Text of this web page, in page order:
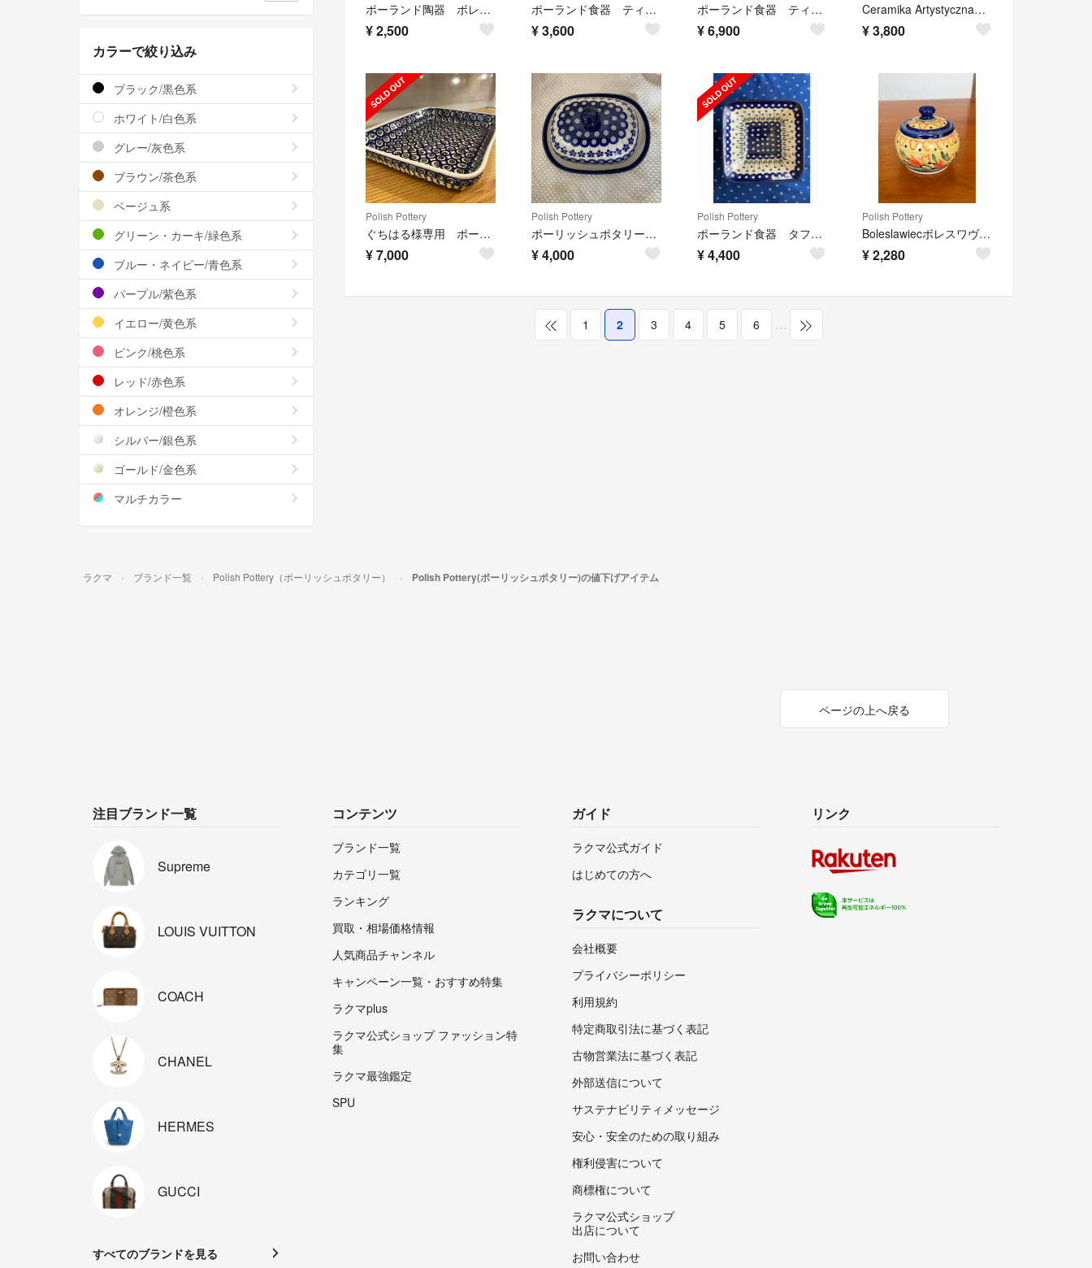
ポーランド陶器 ボレスワヴィエツ
¥2,500
ポーランド食器 ティーポット
¥3,600
ポーランド食器 ティーポット&シュガーポット
¥6,900
Ceramika Artystycznaツェラミカ アルティスティッチナ
¥3,800
Polish Pottery
ぐちはる様専用 ポーリッシュポタリー 大きなグラタン皿 スクエアプレート
¥7,000
Polish Pottery
ポーリッシュポタリー バターケース
¥4,000
Polish Pottery
ポーランド食器 タフィーボール
¥4,400
Polish Pottery
Boleslawiecボレスワヴィエツポーリッシュポタリーシュガーポット
¥2,280
1 2 3 4 5 6 …
カラーで絞り込み
ブラック/黒色系
ホワイト/白色系
グレー/灰色系
ブラウン/茶色系
ベージュ系
グリーン・カーキ/緑色系
ブルー・ネイビー/青色系
パープル/紫色系
イエロー/黄色系
ピンク/桃色系
レッド/赤色系
オレンジ/橙色系
シルバー/銀色系
ゴールド/金色系
マルチカラー
ラクマ ブランド一覧 Polish Pottery（ポーリッシュポタリー） Polish Pottery(ポーリッシュポタリー)の値下げアイテム
ページの上へ戻る
注目ブランド一覧
Supreme
LOUIS VUITTON
COACH
CHANEL
HERMES
GUCCI
すべてのブランドを見る
コンテンツ
ブランド一覧
カテゴリ一覧
ランキング
買取・相場価格情報
人気商品チャンネル
キャンペーン一覧・おすすめ特集
ラクマplus
ラクマ公式ショップ ファッション特
集
ラクマ最強鑑定
SPU
ガイド
ラクマ公式ガイド
はじめての方へ
ラクマについて
会社概要
プライバシーポリシー
利用規約
特定商取引法に基づく表記
古物営業法に基づく表記
外部送信について
サステナビリティメッセージ
安心・安全のための取り組み
権利侵害について
商標権について
ラクマ公式ショップ
出店について
お問い合わせ
リンク